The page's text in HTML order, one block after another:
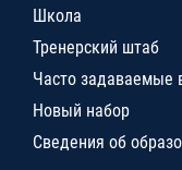
Школа
Тренерский штаб
Часто задаваемые
Новый набор
Сведения об